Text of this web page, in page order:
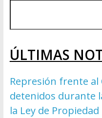
ÚLTIMAS
Represión frente al
detenidos durante
la Ley de Propiedad